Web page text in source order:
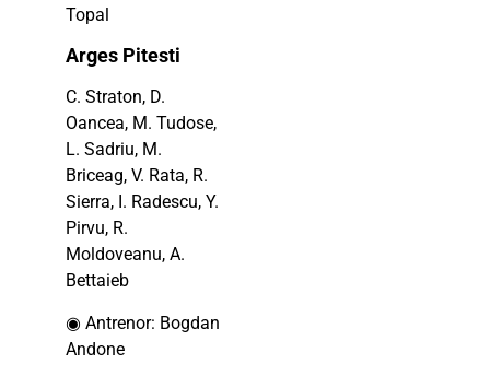
Topal
Arges Pitesti
C. Straton, D.
Oancea, M. Tudose,
L. Sadriu, M.
Briceag, V. Rata, R.
Sierra, I. Radescu, Y.
Pirvu, R.
Moldoveanu, A.
Bettaieb
◉ Antrenor: Bogdan
Andone